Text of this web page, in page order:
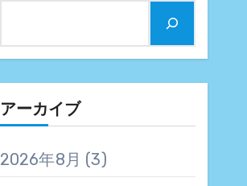
アーカイブ
2026年8月 (3)